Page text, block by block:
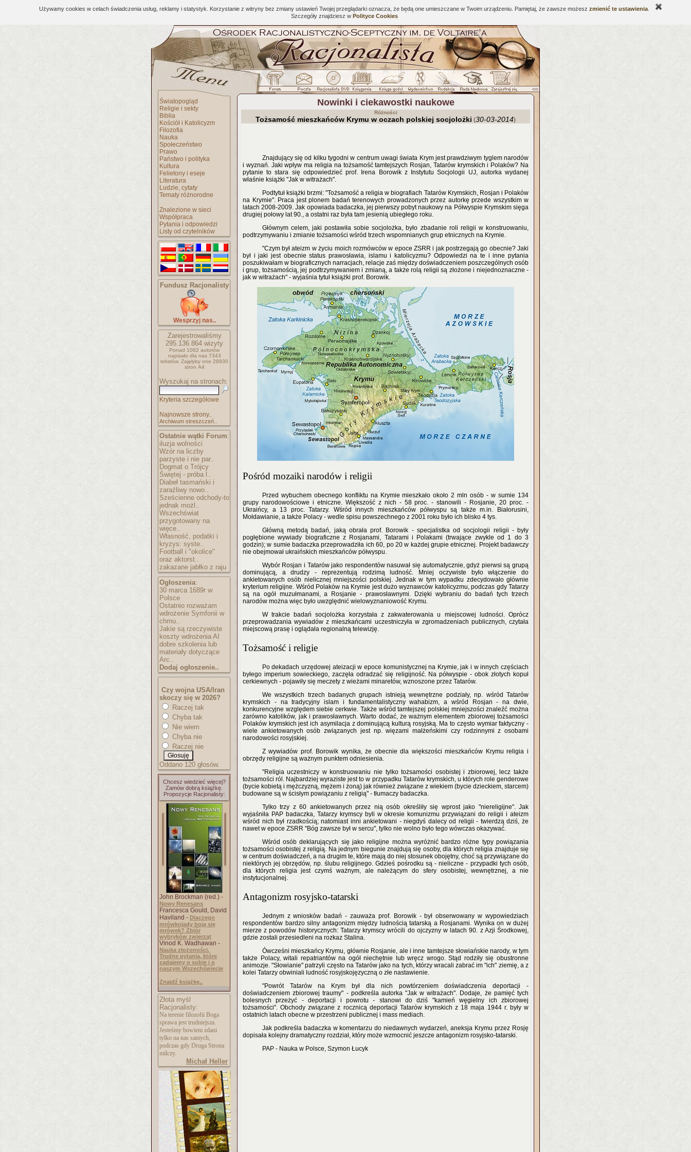
Używamy cookies w celach świadczenia usług, reklamy i statystyk. Korzystanie z witryny bez zmiany ustawień Twojej przeglądarki oznacza, że będą one umieszczane w Twoim urządzeniu. Pamiętaj, że zawsze możesz zmienić te ustawienia
Szczegóły znajdziesz w Polityce Cookies
Światopogląd
Religie i sekty
Biblia
Kościół i Katolicyzm
Filozofia
Nauka
Społeczeństwo
Prawo
Państwo i polityka
Kultura
Felietony i eseje
Literatura
Ludzie, cytaty
Tematy różnorodne
Znalezione w sieci
Współpraca
Pytania i odpowiedzi
Listy od czytelników
Fundusz Racjonalisty
Wesprzyj nas..
Zarejestrowaliśmy
295.136.864 wizyty
Ponad 1062 autorów
napisało dla nas 7343
tekstów. Zajęłyby one 28930
stron A4
Wyszukaj na stronach:
Kryteria szczegółowe
Najnowsze strony..
Archiwum streszczeń..
Ostatnie wątki Forum:
iluzja wolności
Wzór na liczby
parzyste i nie par..
Dogmat o Trójcy
Świętej - próba l..
Diabeł tasmański i
zaraźliwy nowo..
Sześcienne odchody-to
jednak możl..
Wszechświat
przygotowany na
więce..
Własność, podatki i
kryzys: syste..
Football i "okolice"
oraz aktorst..
zakazane jabłko z raju
Ogłoszenia:
30 marca 1689r w
Polsce
Ostatnio rozważam
wdrożenie Symfonii w
chmu..
Jakie są rzeczywiste
koszty wdrożenia AI
dobre szkolenia lub
materiały dotyczące
Arc..
Dodaj ogłoszenie..
Czy wojna USA/Iran
skoczy się w 2026?
Raczej tak
Chyba tak
Nie wiem
Chyba nie
Raczej nie
Oddano 120 głosów.
Chcesz wiedzieć więcej?
Zamów dobrą książkę.
Propozycje Racjonalisty:
John Brockman (red.) -
Nowy Renesans
Francesca Gould, David
Haviland - Dlaczego
mrówkojady boją się
mrówek? Zbiór
wybryków zwierząt
Vinod K. Wadhawan -
Nauka złożoności.
Trudne pytania, które
zadajemy o sobie i o
naszym Wszechświecie
Znajdź książkę..
Złota myśl
Racjonalisty:
Na terenie filozofii Boga
sprawa jest trudniejsza.
Jesteśmy bowiem zdani
tylko na nas samych,
podczas gdy Druga Strona
milczy.
Michał Heller
Nowinki i ciekawostki naukowe
Różności
Tożsamość mieszkańców Krymu w oczach polskiej socjolożki (30-03-2014)
Znajdujący się od kilku tygodni w centrum uwagi świata Krym jest prawdziwym tyglem narodów
i wyznań. Jaki wpływ ma religia na tożsamość tamtejszych Rosjan, Tatarów krymskich i Polaków? Na
pytanie to stara się odpowiedzieć prof. Irena Borowik z Instytutu Socjologii UJ, autorka wydanej
właśnie książki "Jak w witrażach".
Podtytuł książki brzmi: "Tożsamość a religia w biografiach Tatarów Krymskich, Rosjan i Polaków
na Krymie". Praca jest plonem badań terenowych prowadzonych przez autorkę przede wszystkim w
latach 2008-2009. Jak opowiada badaczka, jej pierwszy pobyt naukowy na Półwyspie Krymskim sięga
drugiej połowy lat 90., a ostatni raz była tam jesienią ubiegłego roku.
Głównym celem, jaki postawiła sobie socjolożka, było zbadanie roli religii w konstruowaniu,
podtrzymywaniu i zmianie tożsamości wśród trzech wspomnianych grup etnicznych na Krymie.
"Czym był ateizm w życiu moich rozmówców w epoce ZSRR i jak postrzegają go obecnie? Jaki
był i jaki jest obecnie status prawosławia, islamu i katolicyzmu? Odpowiedzi na te i inne pytania
poszukiwałam w biograficznych narracjach, relacje zaś między doświadczeniem poszczególnych osób
i grup, tożsamością, jej podtrzymywaniem i zmianą, a także rolą religii są złożone i niejednoznaczne -
jak w witrażach" - wyjaśnia tytuł książki prof. Borowik.
Pośród mozaiki narodów i religii
Przed wybuchem obecnego konfliktu na Krymie mieszkało około 2 mln osób - w sumie 134
grupy narodowościowe i etniczne. Większość z nich - 58 proc. - stanowili - Rosjanie, 20 proc. -
Ukraińcy, a 13 proc. Tatarzy. Wśród innych mieszkańców półwyspu są także m.in. Białorusini,
Mołdawianie, a także Polacy - wedle spisu powszechnego z 2001 roku było ich blisko 4 tys.
Główną metodą badań, jaką obrała prof. Borowik - specjalistka od socjologii religii - były
pogłębione wywiady biograficzne z Rosjanami, Tatarami i Polakami (trwające zwykle od 1 do 3
godzin); w sumie badaczka przeprowadziła ich 60, po 20 w każdej grupie etnicznej. Projekt badawczy
nie obejmował ukraińskich mieszkańców półwyspu.
Wybór Rosjan i Tatarów jako respondentów nasuwał się automatycznie, gdyż pierwsi są grupą
dominującą, a drudzy - reprezentują rodzimą ludność. Mniej oczywiste było włączenie do
ankietowanych osób nielicznej mniejszości polskiej. Jednak w tym wypadku zdecydowało głównie
kryterium religijne. Wśród Polaków na Krymie jest dużo wyznawców katolicyzmu, podczas gdy Tatarzy
są na ogół muzułmanami, a Rosjanie - prawosławnymi. Dzięki wybraniu do badań tych trzech
narodów można więc było uwzględnić wielowyznaniowość Krymu.
W trakcie badań socjolożka korzystała z zakwaterowania u miejscowej ludności. Oprócz
przeprowadzania wywiadów z mieszkańcami uczestniczyła w zgromadzeniach publicznych, czytała
miejscową prasę i oglądała regionalną telewizję.
Tożsamość i religie
Po dekadach urzędowej ateizacji w epoce komunistycznej na Krymie, jak i w innych częściach
byłego imperium sowieckiego, zaczęła odradzać się religijność. Na półwyspie - obok złotych kopuł
cerkiewnych - pojawiły się meczety z wieżami minaretów, wznoszone przez Tatarów.
We wszystkich trzech badanych grupach istnieją wewnętrzne podziały, np. wśród Tatarów
krymskich - na tradycyjny islam i fundamentalistyczny wahabizm, a wśród Rosjan - na dwie,
konkurencyjne względem siebie cerkwie. Także wśród tamtejszej polskiej mniejszości znaleźć można
zarówno katolików, jak i prawosławnych. Warto dodać, że ważnym elementem zbiorowej tożsamości
Polaków krymskich jest ich asymilacja z dominującą kulturą rosyjską. Ma to często wymiar faktyczny -
wiele ankietowanych osób związanych jest np. więzami małżeńskimi czy rodzinnymi z osobami
narodowości rosyjskiej.
Z wywiadów prof. Borowik wynika, że obecnie dla większości mieszkańców Krymu religia i
obrzędy religijne są ważnym punktem odniesienia.
"Religia uczestniczy w konstruowaniu nie tylko tożsamości osobistej i zbiorowej, lecz także
tożsamości ról. Najbardziej wyraziste jest to w przypadku Tatarów krymskich, u których role genderowe
(bycie kobietą i mężczyzną, mężem i żoną) jak również związane z wiekiem (bycie dzieckiem, starcem)
budowane są w ścisłym powiązaniu z religią" - tłumaczy badaczka.
Tylko trzy z 60 ankietowanych przez nią osób określiły się wprost jako "niereligijne". Jak
wyjaśniła PAP badaczka, Tatarzy krymscy byli w okresie komunizmu przywiązani do religii i ateizm
wśród nich był rzadkością; natomiast inni ankietowani - niegdyś dalecy od religii - twierdzą dziś, że
nawet w epoce ZSRR "Bóg zawsze był w sercu", tylko nie wolno było tego wówczas okazywać.
Wśród osób deklarujących się jako religijne można wyróżnić bardzo różne typy powiązania
tożsamości osobistej z religią. Na jednym biegunie znajdują się osoby, dla których religia znajduje się
w centrum doświadczeń, a na drugim te, które mają do niej stosunek obojętny, choć są przywiązane do
niektórych jej obrzędów, np. ślubu religijnego. Gdzieś pośrodku są - nieliczne - przypadki tych osób,
dla których religia jest czymś ważnym, ale należącym do sfery osobistej, wewnętrznej, a nie
instytucjonalnej.
Antagonizm rosyjsko-tatarski
Jednym z wniosków badań - zauważa prof. Borowik - był obserwowany w wypowiedziach
respondentów bardzo silny antagonizm między ludnością tatarską a Rosjanami. Wynika on w dużej
mierze z powodów historycznych: Tatarzy krymscy wrócili do ojczyzny w latach 90. z Azji Środkowej,
gdzie zostali przesiedleni na rozkaz Stalina.
Ówcześni mieszkańcy Krymu, głównie Rosjanie, ale i inne tamtejsze słowiańskie narody, w tym
także Polacy, witali repatriantów na ogół niechętnie lub wręcz wrogo. Stąd rodziły się obustronne
animozje. "Słowianie" patrzyli często na Tatarów jako na tych, którzy wracali zabrać im "ich" ziemię, a z
kolei Tatarzy obwiniali ludność rosyjskojęzyczną o złe nastawienie.
"Powrót Tatarów na Krym był dla nich powtórzeniem doświadczenia deportacji -
doświadczeniem zbiorowej traumy" - podkreśla autorka "Jak w witrażach". Dodaje, że pamięć tych
bolesnych przeżyć - deportacji i powrotu - stanowi do dziś "kamień węgielny ich zbiorowej
tożsamości". Obchody związane z rocznicą deportacji Tatarów krymskich z 18 maja 1944 r. były w
ostatnich latach obecne w przestrzeni publicznej i mass mediach.
Jak podkreśla badaczka w komentarzu do niedawnych wydarzeń, aneksja Krymu przez Rosję
dopisała kolejny dramatyczny rozdział, który może wzmocnić jeszcze antagonizm rosyjsko-tatarski.
PAP - Nauka w Polsce, Szymon Łucyk